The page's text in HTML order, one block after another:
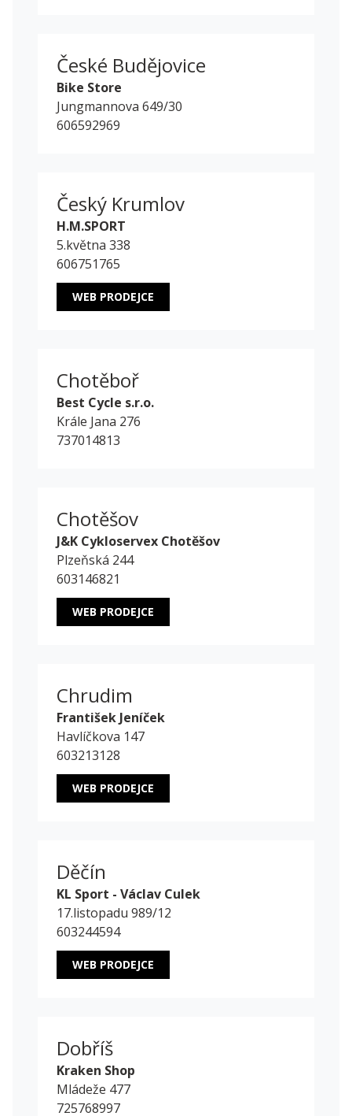
České Budějovice
Bike Store
Jungmannova 649/30
606592969
Český Krumlov
H.M.SPORT
5.května 338
606751765
WEB PRODEJCE
Chotěboř
Best Cycle s.r.o.
Krále Jana 276
737014813
Chotěšov
J&K Cykloservex Chotěšov
Plzeňská 244
603146821
WEB PRODEJCE
Chrudim
František Jeníček
Havlíčkova 147
603213128
WEB PRODEJCE
Děčín
KL Sport - Václav Culek
17.listopadu 989/12
603244594
WEB PRODEJCE
Dobříš
Kraken Shop
Mládeže 477
725768997